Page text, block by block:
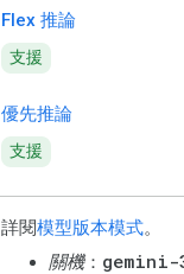
Flex 推論
支援
優先推論
支援
詳閱模型版本模式。
關機：